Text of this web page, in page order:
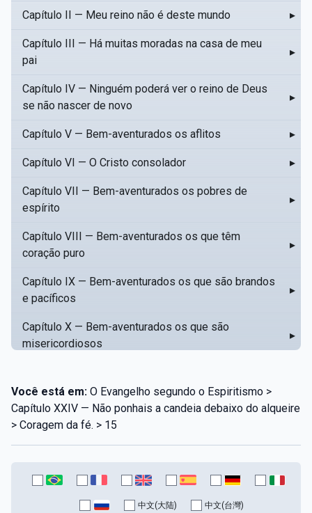
Capítulo II — Meu reino não é deste mundo ▸
Capítulo III — Há muitas moradas na casa de meu
pai
▸
Capítulo IV — Ninguém poderá ver o reino de Deus
se não nascer de novo
▸
Capítulo V — Bem-aventurados os aflitos ▸
Capítulo VI — O Cristo consolador ▸
Capítulo VII — Bem-aventurados os pobres de
espírito
▸
Capítulo VIII — Bem-aventurados os que têm
coração puro
▸
Capítulo IX — Bem-aventurados os que são brandos
e pacíficos
▸
Capítulo X — Bem-aventurados os que são
misericordiosos
▸
Capítulo XII — Amai os vossos inimigos
Capítulo XIII — Não saiba a vossa mão esquerda o
que dê a vossa mão direita
Capítulo XIV — Honrai a vosso pai e a vossa mãe
Capítulo XV — Fora da caridade não há salvação
Você está em: O Evangelho segundo o Espiritismo >
Capítulo XXIV — Não ponhais a candeia debaixo do alqueire
> Coragem da fé. > 15
中文(大陆) 中文(台灣)